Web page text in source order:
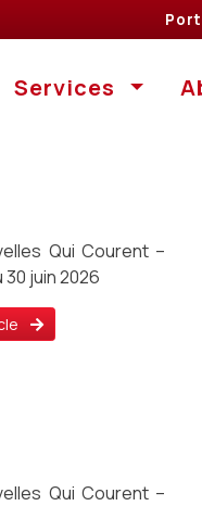
Services
Qui Courent –
30 juin 2026
Qui Courent –